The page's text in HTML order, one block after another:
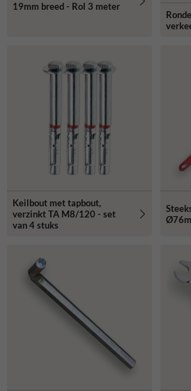
19mm breed - Rol 3 meter
Keilbout met tapbout,
verzinkt TA M8/120 - set
van 4 stuks